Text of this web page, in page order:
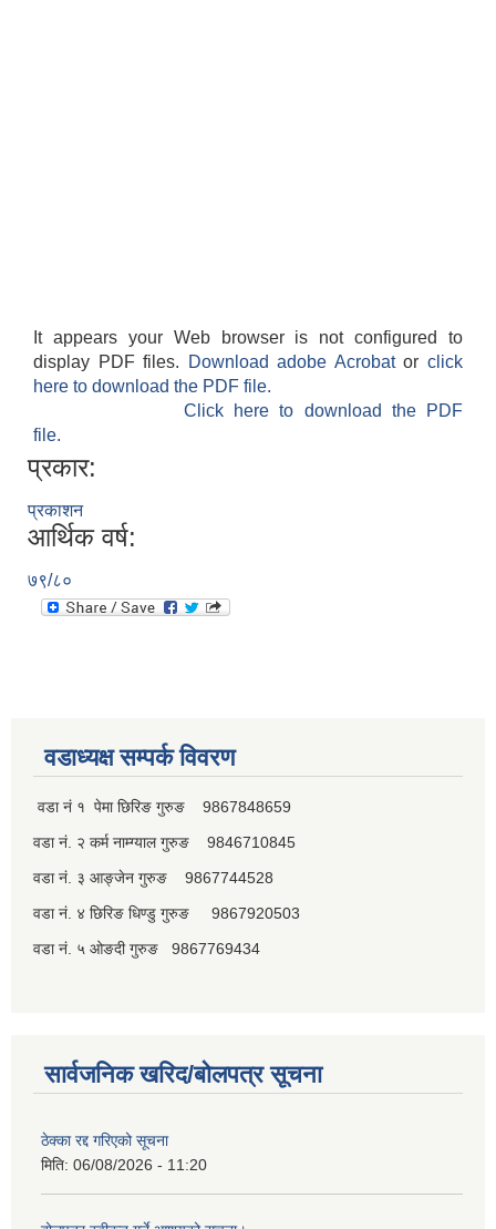
It appears your Web browser is not configured to
display PDF files.
Download adobe Acrobatorclick
here to download the PDF file.
Click here to download the PDF
file.
प्रकार:
प्रकाशन
आर्थिक वर्ष:
७९/८०
वडाध्यक्ष सम्पर्क विवरण
वडा नं १ पेमा छिरिङ गुरुङ 9867848659
वडा नं. २ कर्म नाम्ग्याल गुरुङ 9846710845
वडा नं. ३ आङ्जेन गुरुङ 9867744528
वडा नं. ४ छिरिङ धिण्डु गुरुङ 9867920503
वडा नं. ५ ओङदी गुरुङ 9867769434
सार्वजनिक खरिद/बोलपत्र सूचना
ठेक्का रद्द गरिएको सूचना
मिति: 06/08/2026 - 11:20